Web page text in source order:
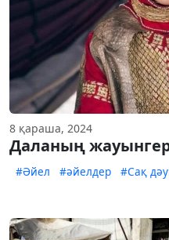
8 қараша, 2024
Даланың
#Әйел #әйелдер #Сақ